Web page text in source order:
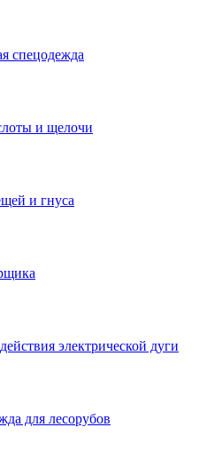
спецодежда
и щелочи
и гнуса
электрической дуги
для лесорубов